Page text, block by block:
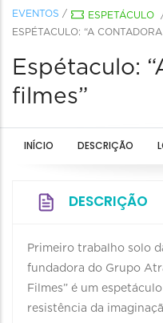
EVENTOS / ESPETÁCULO
ESPÉTACULO: “A
Espétaculo:
filmes”
INÍCIO DESCRIÇÃO
DESCRIÇÃO
Primeiro trabalho solo
fundadora do Grupo
Filmes” é um
resistência da